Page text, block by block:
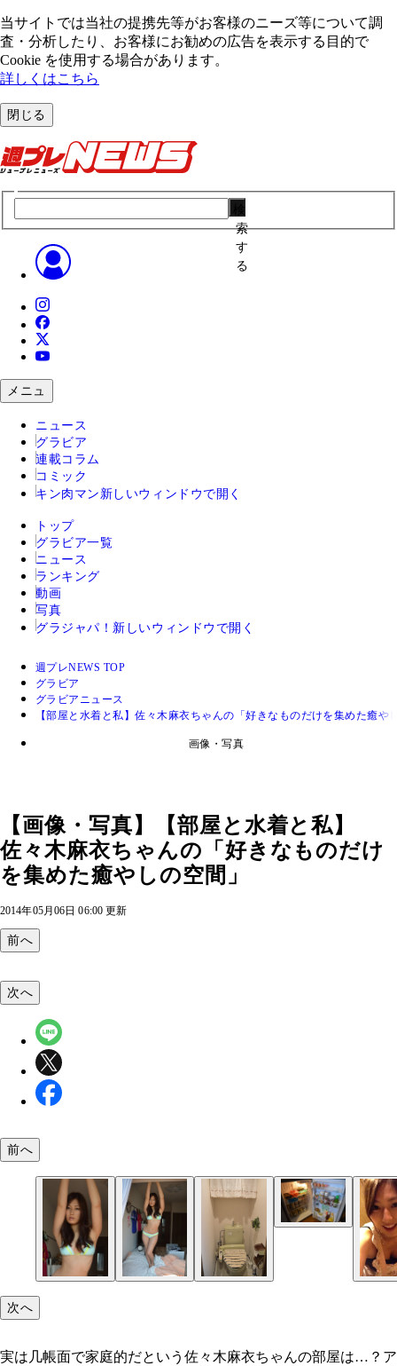
当サイトでは当社の提携先等がお客様のニーズ等について調
査・分析したり、お客様にお勧めの広告を表⽰する⽬的で
Cookie を使⽤する場合があります。
詳しくはこちら
閉じる
索
す
る
メニュ
ニュース
グラビア
連載コラム
コミック
キン肉マン 新しいウィンドウで開く
トップ
グラビア一覧
ニュース
ランキング
動画
写真
グラジャパ！ 新しいウィンドウで開く
週プレNEWS TOP
グラビア
グラビアニュース
【部屋と水着と私】佐々木麻衣ちゃんの「好きなものだけを集めた癒や
画像・写真
【画像・写真】【部屋と水着と私】
佐々木麻衣ちゃんの「好きなものだけ
を集めた癒やしの空間」
2014年05月06日 06:00 更新
前へ
キムチのにおいが……、恥ずかしい。冷蔵庫の大
ールの缶が占める（笑）
次へ
前へ
次へ
実は几帳面で家庭的だという佐々木麻衣ちゃんの部屋は…？ア